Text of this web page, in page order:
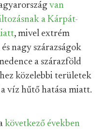
van
a Kárpát-
, mivel extrém
nagy szárazságok
a szárazföld
közelebbi területek
víz hűtő hatása miatt.
következő években